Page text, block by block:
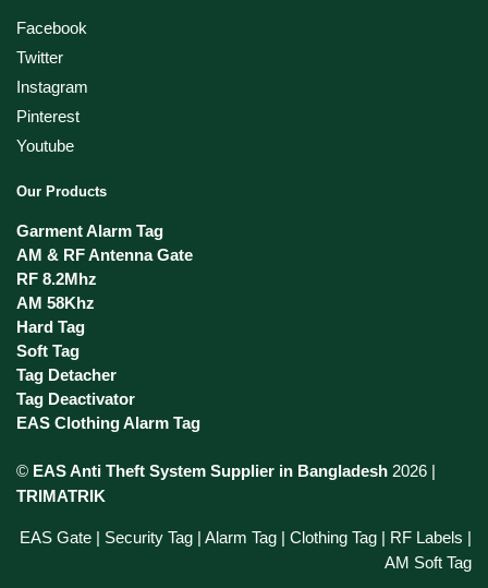
Facebook
Twitter
Instagram
Pinterest
Youtube
Our Products
Garment Alarm Tag
AM & RF Antenna Gate
RF 8.2Mhz
AM 58Khz
Hard Tag
Soft Tag
Tag Detacher
Tag Deactivator
EAS Clothing Alarm Tag
© EAS Anti Theft System Supplier in Bangladesh 2026 |
TRIMATRIK
EAS Gate | Security Tag | Alarm Tag | Clothing Tag | RF Labels |
AM Soft Tag